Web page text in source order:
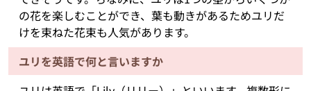
の花を楽しむことができ、葉も動きがあるためユリだ
けを束ねた花束も人気があります。
ユリを英語で何と言いますか